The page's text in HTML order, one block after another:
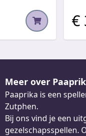
€
Meer over
Paaprika is een
Zutphen.
Bij ons vind je een
gezelschapsspellen.